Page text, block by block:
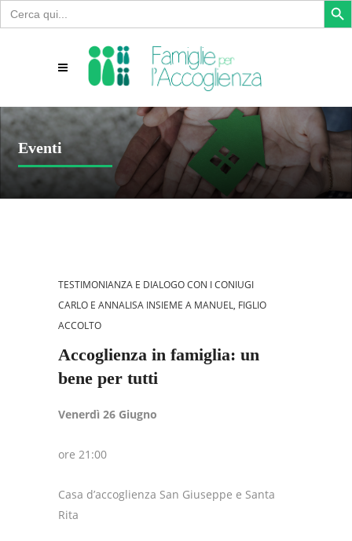
Search
for:
Eventi
TESTIMONIANZA E DIALOGO CON I CONIUGI
CARLO E ANNALISA INSIEME A MANUEL, FIGLIO
ACCOLTO
Accoglienza in famiglia: un
bene per tutti
Venerdì 26 Giugno
ore 21:00
Casa d’accoglienza San Giuseppe e Santa
Rita